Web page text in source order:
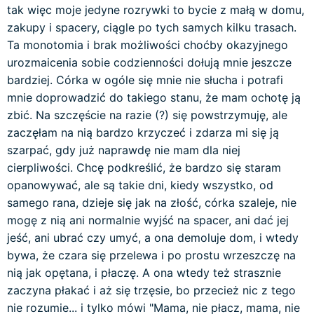
tak więc moje jedyne rozrywki to bycie z małą w domu,
zakupy i spacery, ciągle po tych samych kilku trasach.
Ta monotomia i brak możliwości choćby okazyjnego
urozmaicenia sobie codzienności dołują mnie jeszcze
bardziej. Córka w ogóle się mnie nie słucha i potrafi
mnie doprowadzić do takiego stanu, że mam ochotę ją
zbić. Na szczęście na razie (?) się powstrzymuję, ale
zaczęłam na nią bardzo krzyczeć i zdarza mi się ją
szarpać, gdy już naprawdę nie mam dla niej
cierpliwości. Chcę podkreślić, że bardzo się staram
opanowywać, ale są takie dni, kiedy wszystko, od
samego rana, dzieje się jak na złość, córka szaleje, nie
mogę z nią ani normalnie wyjść na spacer, ani dać jej
jeść, ani ubrać czy umyć, a ona demoluje dom, i wtedy
bywa, że czara się przelewa i po prostu wrzeszczę na
nią jak opętana, i płaczę. A ona wtedy też strasznie
zaczyna płakać i aż się trzęsie, bo przecież nic z tego
nie rozumie... i tylko mówi "Mama, nie płacz, mama, nie